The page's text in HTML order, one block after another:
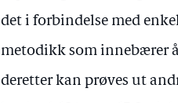
det i forbindelse med
metodikk som innebærer
deretter kan prøves ut